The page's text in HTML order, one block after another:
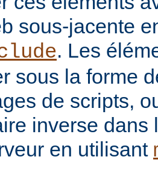
sous-jacente
. Les
sous la forme
de scripts,
inverse dans
en utilisant